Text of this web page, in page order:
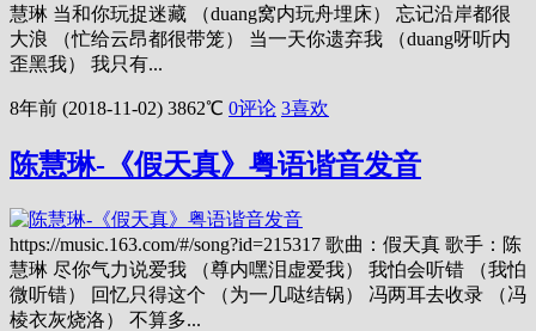
慧琳 当和你玩捉迷藏 （duang窝内玩舟埋床） 忘记沿岸都很
大浪 （忙给云昂都很带笼） 当一天你遗弃我 （duang呀听内
歪黑我） 我只有...
8年前 (2018-11-02) 3862℃ 0评论 3喜欢
陈慧琳-《假天真》粤语谐音发音
https://music.163.com/#/song?id=215317 歌曲：假天真 歌手：陈
慧琳 尽你气力说爱我 （尊内嘿泪虚爱我） 我怕会听错 （我怕
微听错） 回忆只得这个 （为一几哒结锅） 冯两耳去收录 （冯
棱衣灰烧洛） 不算多...